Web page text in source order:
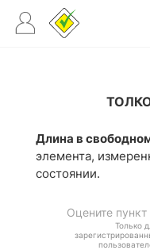
Длина в
элемента,
состоянии.
Оцените пункт
Только